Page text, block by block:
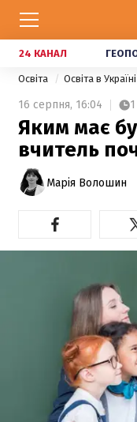
24 КАНАЛ
Освіта Освіта в Україні
16 серпня, 16:04 1
Яким має
вчитель
Марія Волошин